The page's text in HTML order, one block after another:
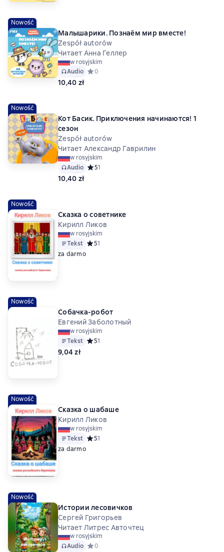
Nowość
Малышарики. Познаём мир вместе!
Zespół autorów
Читает Анна Геллер
w rosyjskim
Audio Средний рейтинг 0 на основе 0 оценок
0
10,40 zł
Nowość
Кот Басик. Приключения начинаются! 1
сезон
Zespół autorów
Читает Александр Гаврилин
w rosyjskim
Audio Средний рейтинг 5 на основе 1 оценок
51
10,40 zł
Nowość
Сказка о советнике
Кирилл Ликов
w rosyjskim
Tekst Средний рейтинг 5 на основе 1 оценок
51
za darmo
Nowość
Собачка-робот
Евгений Заболотный
w rosyjskim
Tekst Средний рейтинг 5 на основе 1 оценок
51
9,04 zł
Nowość
Сказка о шабаше
Кирилл Ликов
w rosyjskim
Tekst Средний рейтинг 5 на основе 1 оценок
51
za darmo
Nowość
Истории лесовичков
Сергей Григорьев
Читает Литрес Авточтец
w rosyjskim
Audio Средний рейтинг 0 на основе 0 оценок
0